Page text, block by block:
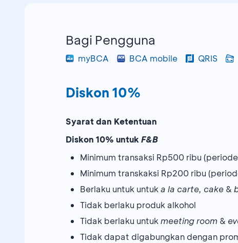
Bagi Pengguna
myBCA BCA mobile QRIS
Diskon 10%
Syarat dan Ketentuan
Diskon 10% untukF&B
Minimum transaksi Rp500 ribu
Minimum transkaksi Rp200 ribu
Berlaku untuk untuka la carte, cake &
Tidak berlaku produk alkohol
Tidak berlaku untukmeeting room &
Tidak dapat digabungkan dengan